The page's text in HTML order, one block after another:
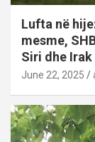
Lufta në
mesme,
Siri dhe Irak
June 22, 2025